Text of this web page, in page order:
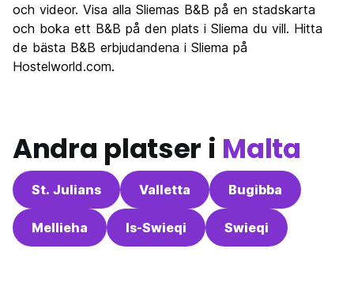
Festa
7.7
Värde för pengarna
8.1
och videor. Visa alla Sliemas B&B på en stadskarta
och boka ett B&B på den plats i Sliema du vill. Hitta
de bästa B&B erbjudandena i Sliema på
Hostelworld.com.
Andra platser i Malta
St. Julians Valletta Bugibba
Mellieha Is-Swieqi Swieqi